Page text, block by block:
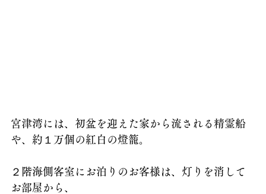
宮津湾には、初盆を迎えた家から流される精霊船
や、約１万個の紅白の燈籠。
２階海側客室にお泊りのお客様は、灯りを消して
お部屋から、